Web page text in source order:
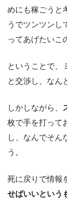
めにも稼ごうと
うでツンツン
ってあげたいこ
ということで、
と交渉し、なん
しかしながら、
枚で手を打って
し、なんでそん
う。
死に戻りで情報
せばいいという